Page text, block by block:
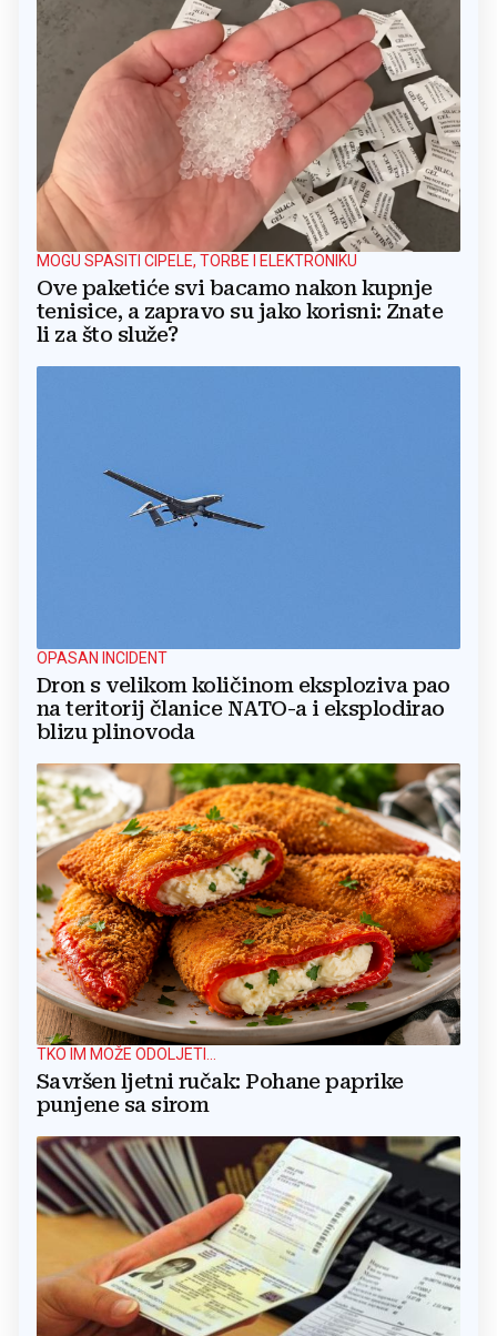
MOGU SPASITI CIPELE, TORBE I ELEKTRONIKU
Ove paketiće svi bacamo nakon kupnje
tenisice, a zapravo su jako korisni: Znate
li za što služe?
OPASAN INCIDENT
Dron s velikom količinom eksploziva pao
na teritorij članice NATO-a i eksplodirao
blizu plinovoda
TKO IM MOŽE ODOLJETI...
Savršen ljetni ručak: Pohane paprike
punjene sa sirom